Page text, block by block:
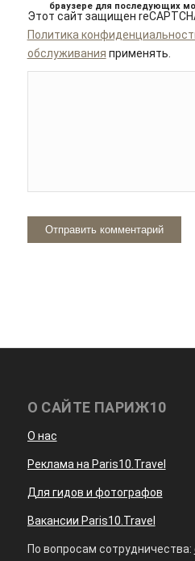
браузере для последующих
Этот сайт защищен
Политика
обслуживания применять.
О САЙТЕ ПАРИЖ10
О нас
Реклама на Paris10.Travel
Для гидов и фотографов
Вакансии Paris10.Travel
По вопросам сотрудничества: